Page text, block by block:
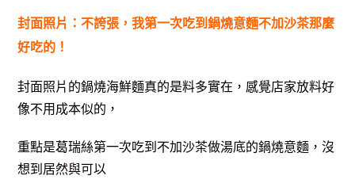
封面照片：不誇張，我第一次吃到鍋燒意麵不加沙茶那麼
好吃的！
封面照片的鍋燒海鮮麵真的是料多實在，感覺店家放料好
像不用成本似的，
重點是葛瑞絲第一次吃到不加沙茶做湯底的鍋燒意麵，沒
想到居然與可以